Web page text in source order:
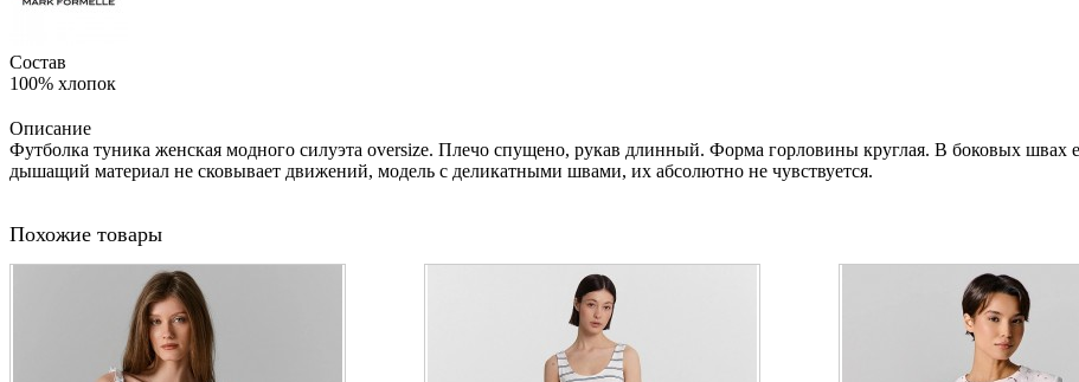
Состав
100% хлопок
Описание
Футболка туника женская модного силуэта oversize. Плечо спущено, рукав длинный. Форма горловины круглая. В боковых
дышащий материал не сковывает движений, модель с деликатными швами, их абсолютно не чувствуется.
Похожие товары